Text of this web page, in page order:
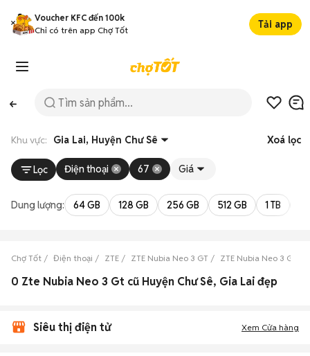
Voucher KFC đến 100k
Chỉ có trên app Chợ Tốt
Tải app
Khu vực: Gia Lai, Huyện Chư Sê Xoá lọc
Lọc Điện thoại 67 Giá
Dung lượng: 64 GB 128 GB 256 GB 512 GB 1 TB
Chợ Tốt Điện thoại ZTE ZTE Nubia Neo 3 GT ZTE Nubia Neo 3 GT
0 Zte Nubia Neo 3 Gt cũ Huyện Chư Sê, Gia Lai đẹp
Siêu thị điện tử Xem Cửa hàng